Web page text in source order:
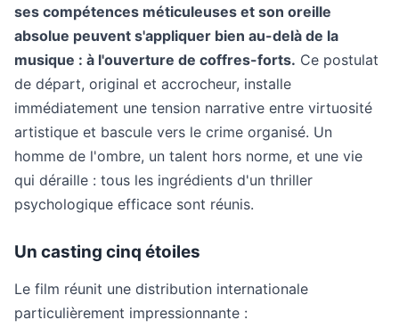
ses compétences méticuleuses et son oreille
absolue peuvent s'appliquer bien au-delà de la
musique : à l'ouverture de coffres-forts. Ce postulat
de départ, original et accrocheur, installe
immédiatement une tension narrative entre virtuosité
artistique et bascule vers le crime organisé. Un
homme de l'ombre, un talent hors norme, et une vie
qui déraille : tous les ingrédients d'un thriller
psychologique efficace sont réunis.
Un casting cinq étoiles
Le film réunit une distribution internationale
particulièrement impressionnante :